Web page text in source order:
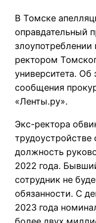
В Томске
оправдательный
ректором
университета. Об
сообщения
«Ленты.ру».
Экс-ректора
трудоустройстве
должность
2022 года.
сотрудник не
обязанности. С
2023 года